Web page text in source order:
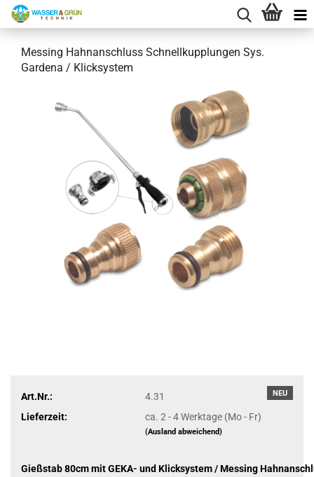
Messing Hahnanschluss Schnellkupplungen Sys.
Gardena / Klicksystem
NEU
Art.Nr.:
4.31
Lieferzeit:
ca. 2 - 4 Werktage (Mo - Fr)
(Ausland abweichend)
Gießstab 80cm mit GEKA- und Klicksystem / Messing